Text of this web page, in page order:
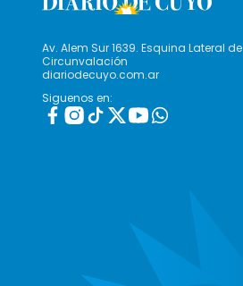
Av. Alem Sur 1639. Esquina Lateral de
Circunvalación
diariodecuyo.com.ar
Siguenos en: